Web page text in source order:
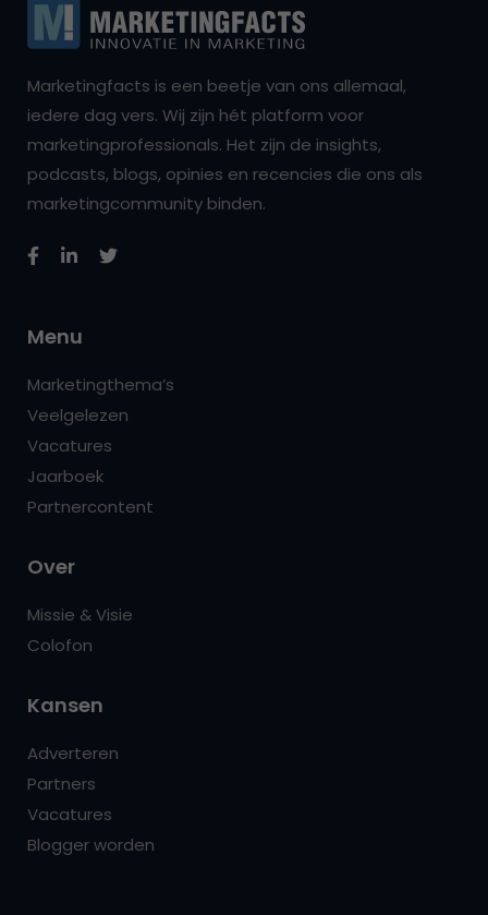
Marketingfacts is een beetje van ons allemaal,
iedere dag vers. Wij zijn hét platform voor
marketingprofessionals. Het zijn de insights,
podcasts, blogs, opinies en recencies die ons als
marketingcommunity binden.
Menu
Marketingthema’s
Veelgelezen
Vacatures
Jaarboek
Partnercontent
Over
Missie & Visie
Colofon
Kansen
Adverteren
Partners
Vacatures
Blogger worden